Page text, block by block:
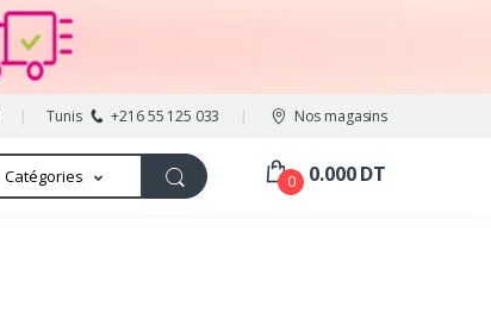
Tunis +216 55 125 033 Nos magasins
Catégories 0 0.000 DT